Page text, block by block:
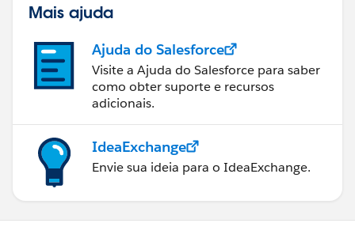
Mais ajuda
Ajuda do Salesforce
Visite a Ajuda do Salesforce para saber
como obter suporte e recursos
adicionais.
IdeaExchange
Envie sua ideia para o IdeaExchange.